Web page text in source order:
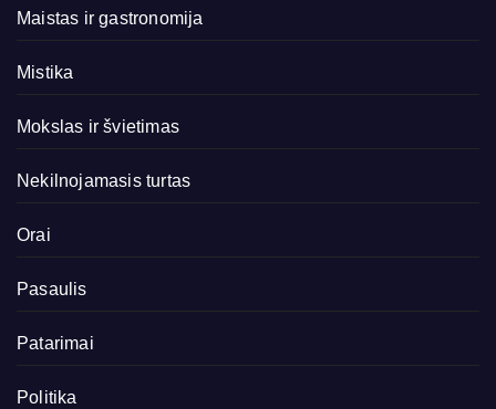
Maistas ir gastronomija
Mistika
Mokslas ir švietimas
Nekilnojamasis turtas
Orai
Pasaulis
Patarimai
Politika